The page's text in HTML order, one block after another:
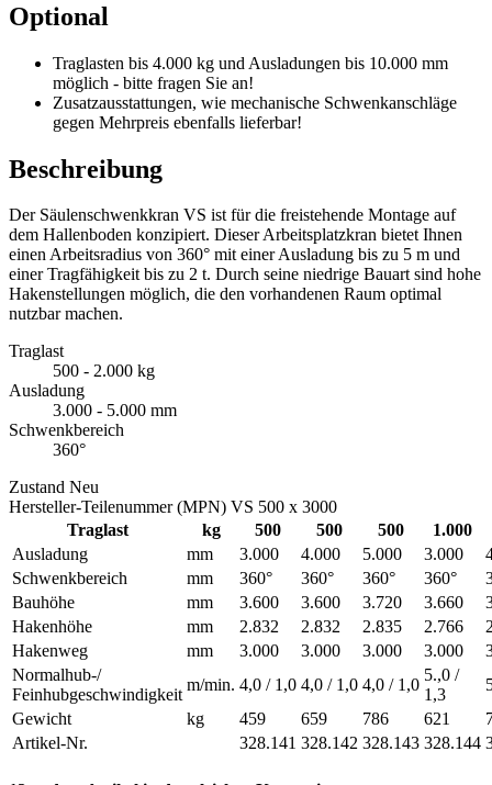
Optional
Traglasten bis 4.000 kg und Ausladungen bis 10.000 mm
möglich - bitte fragen Sie an!
Zusatzausstattungen, wie mechanische Schwenkanschläge
gegen Mehrpreis ebenfalls lieferbar!
Beschreibung
Der Säulenschwenkkran VS ist für die freistehende Montage auf
dem Hallenboden konzipiert. Dieser Arbeitsplatzkran bietet Ihnen
einen Arbeitsradius von 360° mit einer Ausladung bis zu 5 m und
einer Tragfähigkeit bis zu 2 t. Durch seine niedrige Bauart sind hohe
Hakenstellungen möglich, die den vorhandenen Raum optimal
nutzbar machen.
Traglast
500 - 2.000 kg
Ausladung
3.000 - 5.000 mm
Schwenkbereich
360°
Zustand Neu
Hersteller-Teilenummer (MPN) VS 500 x 3000
Traglast
kg 500 500 500
1.000
Ausladung
mm 3.000 4.000 5.000 3.000
Schwenkbereich
mm 360° 360° 360° 360°
Bauhöhe
mm 3.600 3.600 3.720 3.660
Hakenhöhe
mm 2.832 2.832 2.835 2.766
Hakenweg
mm 3.000 3.000 3.000 3.000
Normalhub-/
Feinhubgeschwindigkeit
m/min. 4,0 / 1,0 4,0 / 1,0 4,0 / 1,0
5.,0 /
1,3
Gewicht
kg 459 659 786 621
Artikel-Nr.
328.141 328.142 328.143 328.144